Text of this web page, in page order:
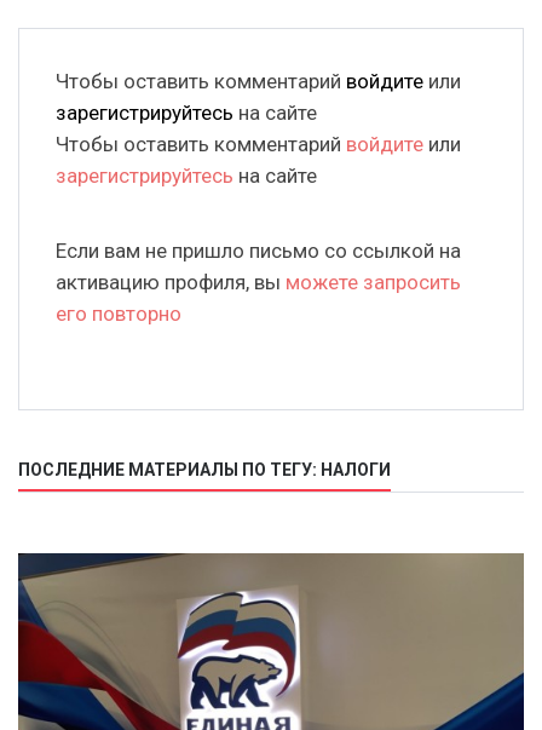
Чтобы оставить комментарий войдите или
зарегистрируйтесь на сайте
Чтобы оставить комментарий войдите или
зарегистрируйтесь на сайте
Если вам не пришло письмо со ссылкой на
активацию профиля, вы можете запросить
его повторно
ПОСЛЕДНИЕ МАТЕРИАЛЫ ПО ТЕГУ: НАЛОГИ